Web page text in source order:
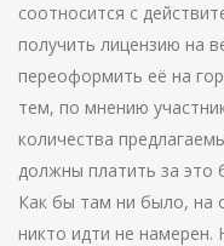
соотносится с
получить лицензию на
переоформить её на
тем, по мнению
количества
должны платить за это
Как бы там ни было, на
никто идти не намерен.